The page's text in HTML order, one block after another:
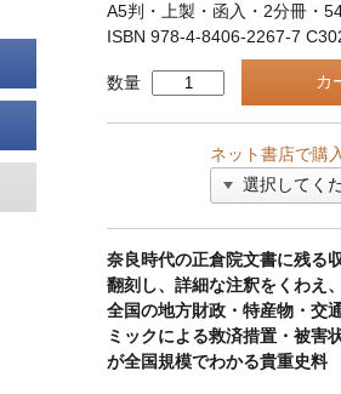
A5判・上製・函入・2分冊・
ISBN 978-4-8406-2267-7
数量
ネット書店で購
奈良時代の正倉院文書に残る
翻刻し、詳細な注釈をくわえ
全国の地方財政・特産物・交
ミックによる救済措置・被害
が全国規模でわかる貴重史料